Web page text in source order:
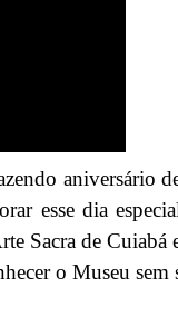
aniversário
esse dia
Sacra de Cuiabá
o Museu sem